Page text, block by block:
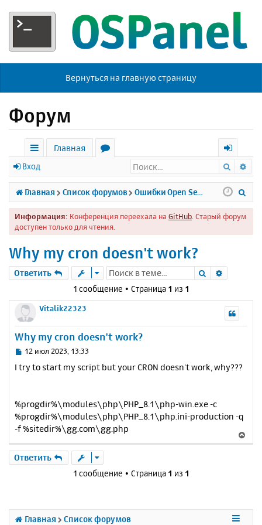
Вернуться на главную страницу
Форум
с
ы
л
к
Главная
р
у
м
х
о
д
Вход Поиск
Главная Список форумов
Информация: Конференция переехала на GitHub . Старый форум
доступен только для чтения.
Why my cron doesn't work?
Ответить Поиск
1 сообщение • Страница 1 из 1
Vitalik22323
Why my cron doesn't work?
С
о
е
н
и
е
12 июл 2023, 13:33
I try to start my script but your CRON doesn't work, why???
%progdir%\modules\php\PHP_8.1\php-win.exe -c
%progdir%\modules\php\PHP_8.1\php.ini-production -q
-f %sitedir%\gg.com\gg.php
е
с
Ответить
1 сообщение • Страница 1 из 1
Главная Список форумов